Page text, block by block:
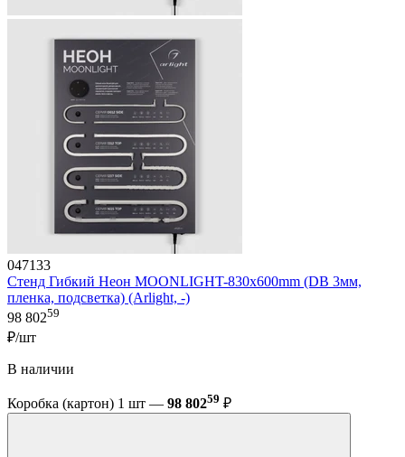
047133
Стенд Гибкий Неон MOONLIGHT-830x600mm (DB 3мм,
пленка, подсветка) (Arlight, -)
98 80259
₽/шт
В наличии
Коробка (картон) 1 шт — 98 80259 ₽